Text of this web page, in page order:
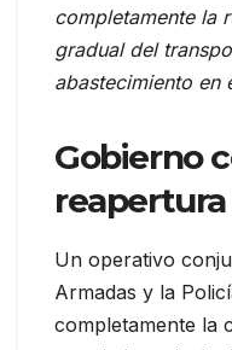
completamente la
gradual del
abastecimiento en
Gobierno
Un operativo
Armadas y la
completamente la